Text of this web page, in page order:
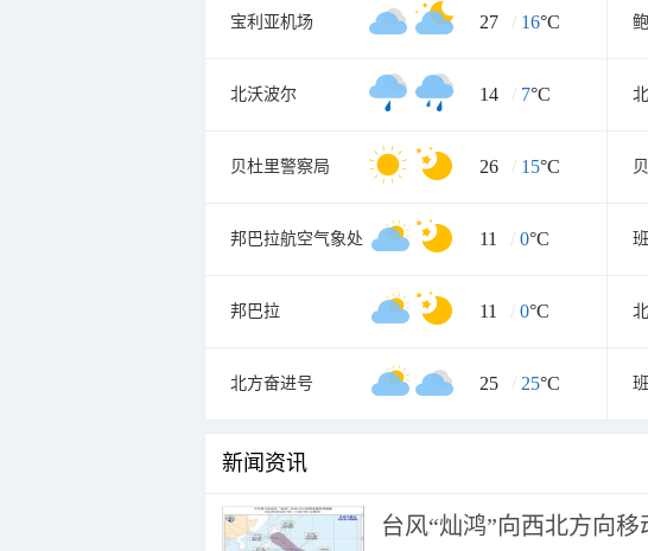
宝利亚机场 27 / 16°C
北沃波尔 14 / 7°C
贝杜里警察局 26 / 15°C
邦巴拉航空气象处 11 / 0°C
邦巴拉 11 / 0°C
北方奋进号 25 / 25°C
新闻资讯
台风“灿鸿”向西北方向